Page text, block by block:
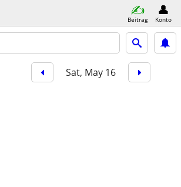
Beitrag Konto
Sat, May 16